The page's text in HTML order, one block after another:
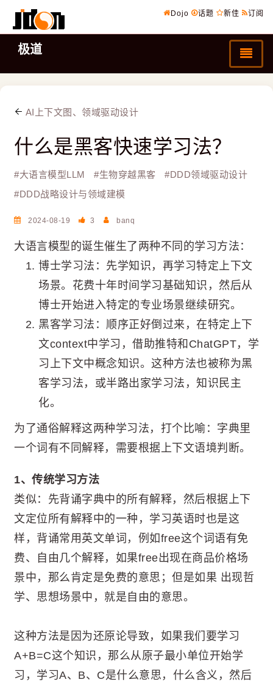
Dojo 话题 新佳 订阅
极道
AI上下文图、领域驱动设计
什么是黑客快速学习法？
#大语言模型LLM #生物穿越黑客 #DDD领域驱动设计
#DDD战略设计与领域建模
2024-08-19 3 banq
大语言模型的诞生催生了两种不同的学习方法：
博士学习法：先学知识，再学习特定上下文
场景。花费十年时间学习基础知识，然后从
博士开始进入特定的专业场景继续研究。
黑客学习法：顺序正好倒过来，在特定上下
文context中学习，借助推特和ChatGPT，学
习上下文中概念知识。这种方法也被称为黑
客学习法，或半路出家学习法，知识民主
化。
为了通俗解释这两种学习法，打个比喻：字典里
一个词有不同解释，需要根据上下文语境判断。
1、传统学习方法
类似：先背诵字典中的所有解释，然后根据上下
文定位所有解释中的一种，学习英语时也是这
样，背诵常用英文单词，例如free这个词语有免
费、自由几个解释，如果free出现在商品价格场
景中，那么肯定是免费的意思；但是如果 出现哲
学、思想场景中，就是自由的意思。
这种方法是因为还原论导致，如果我们要学习
A+B=C这个知识，那么从原子最小单位开始学
习，学习A、B、C是什么意思，什么含义，然后